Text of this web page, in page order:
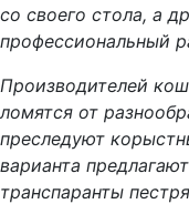
со своего стола, а
профессиональный
Производителей
ломятся от
преследуют
варианта
транспаранты